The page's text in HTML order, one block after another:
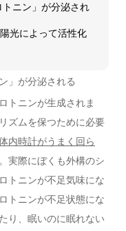
ニン」が分泌され
光によって活性化
」が分泌される
トニンが生成されま
ズムを保つために必要
内時計がうまく回ら
実際にぼくも外構のシ
トニンが不足気味にな
トニンが不足状態にな
り、眠いのに眠れない